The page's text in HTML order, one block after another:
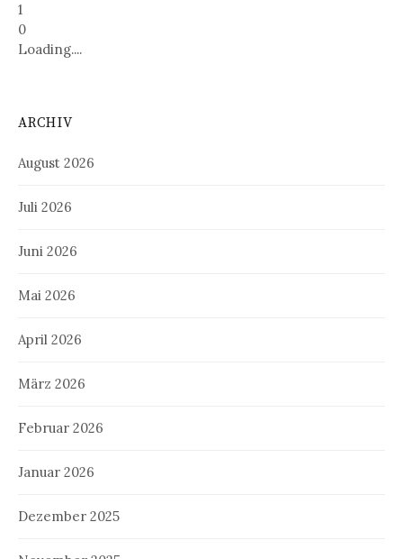
1
0
Loading....
ARCHIV
August 2026
Juli 2026
Juni 2026
Mai 2026
April 2026
März 2026
Februar 2026
Januar 2026
Dezember 2025